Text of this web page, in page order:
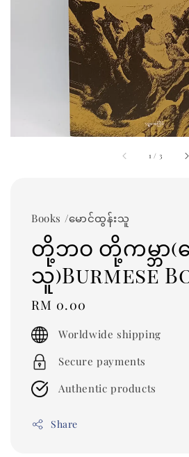
1 / 3
Books /မောင်ထွန်းသူ
တို့ဘဝ တို့ကမ္ဘာ(
သူ)Burmese
Regular
price
RM 0.00
Worldwide shipping
Secure payments
Authentic products
Share